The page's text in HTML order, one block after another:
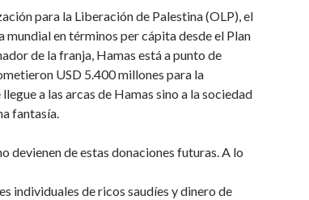
para la Liberación de Palestina (OLP), el
en términos per cápita desde el Plan
de la franja, Hamas está a punto de
USD 5.400 millones para la
a las arcas de Hamas sino a la sociedad
fantasía.
devienen de estas donaciones futuras. A lo
individuales de ricos saudíes y dinero de